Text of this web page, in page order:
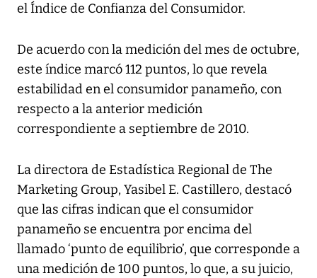
el Índice de Confianza del Consumidor.
De acuerdo con la medición del mes de octubre,
este índice marcó 112 puntos, lo que revela
estabilidad en el consumidor panameño, con
respecto a la anterior medición
correspondiente a septiembre de 2010.
La directora de Estadística Regional de The
Marketing Group, Yasibel E. Castillero, destacó
que las cifras indican que el consumidor
panameño se encuentra por encima del
llamado ‘punto de equilibrio’, que corresponde a
una medición de 100 puntos, lo que, a su juicio,